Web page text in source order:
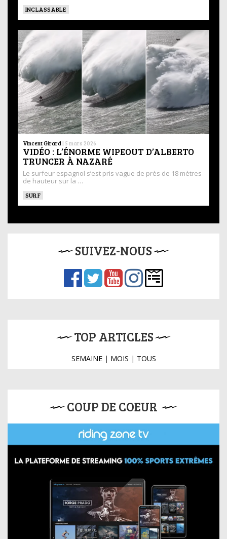
INCLASSABLE
Vincent Girard | 5 mars 2026
VIDÉO : L’ÉNORME WIPEOUT D’ALBERTO
TRUNCER À NAZARÉ
Le surfeur espagnol s’est pris vague de près de 18 mètres
de hauteur sur la …
SURF
SUIVEZ-NOUS
TOP ARTICLES
SEMAINE| MOIS | TOUS
COUP DE COEUR